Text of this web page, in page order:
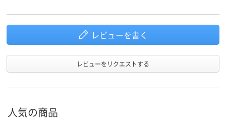
レビューを書く
レビューをリクエストする
人気の商品